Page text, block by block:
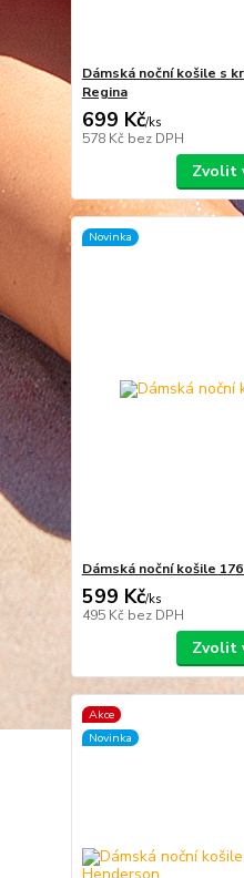
Dámská noční košile s
Regina
699 Kč/ks
578 Kč bez DPH
Zvolit
Novinka
Dámská noční košile
599 Kč/ks
495 Kč bez DPH
Zvolit
Akce
Novinka